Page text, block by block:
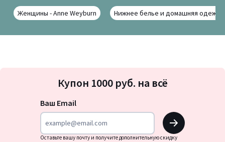
Женщины - Anne Weyburn Нижнее белье и домашняя одежда
на
Купон 1000 руб. на всё
Ваш Email
OK
Оставьте вашу почту и получите дополнительную скидку